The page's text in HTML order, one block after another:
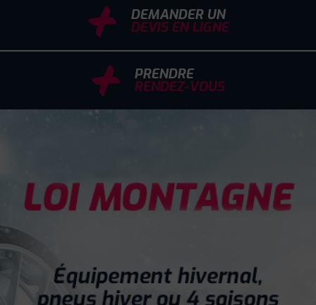
DEMANDER UN
DEVIS EN LIGNE
PRENDRE
RENDEZ-VOUS